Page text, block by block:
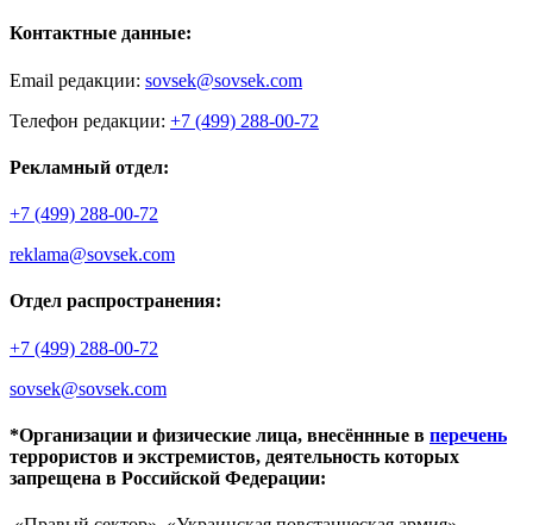
Контактные данные:
Email редакции: sovsek@sovsek.com
Телефон редакции: +7 (499) 288-00-72
Рекламный отдел:
+7 (499) 288-00-72
reklama@sovsek.com
Отдел распространения:
+7 (499) 288-00-72
sovsek@sovsek.com
*Организации и физические лица, внесённные в перечень
террористов и экстремистов, деятельность которых
запрещена в Российской Федерации: